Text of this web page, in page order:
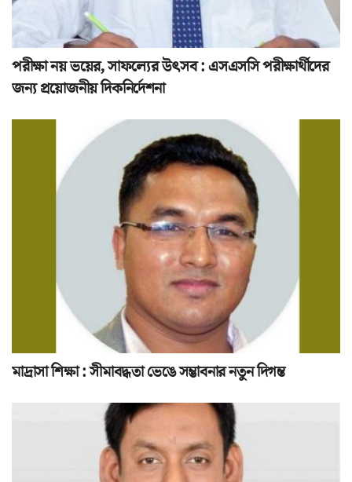
পরীক্ষা নয় ভয়ের, সাফল্যের উৎসব : এসএসসি পরীক্ষার্থীদের
জন্য প্রয়োজনীয় দিকনির্দেশনা
মাদ্রাসা শিক্ষা : সীমাবদ্ধতা ভেঙে সম্ভাবনার নতুন দিগন্ত